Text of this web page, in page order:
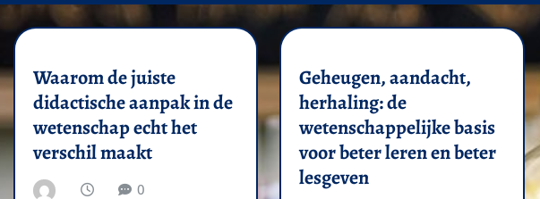
Waarom de juiste
didactische aanpak in de
wetenschap echt het
verschil maakt
0
Geheugen, aandacht,
herhaling: de
wetenschappelijke basis
voor beter leren en beter
lesgeven